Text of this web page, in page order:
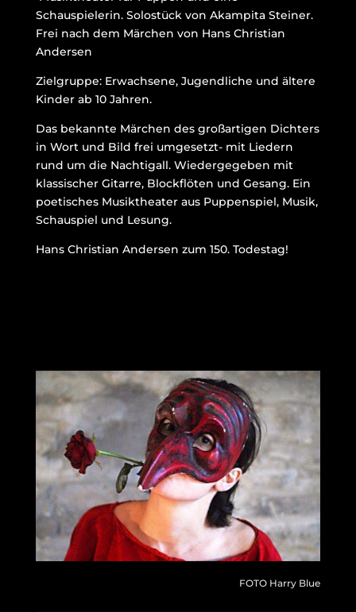
Schauspielerin. Solostück von Akampita Steiner.
Frei nach dem Märchen von Hans Christian
Andersen
Zielgruppe: Erwachsene, Jugendliche und ältere
Kinder ab 10 Jahren.
Das bekannte Märchen des großartigen Dichters
in Wort und Bild frei umgesetzt- mit Liedern
rund um die Nachtigall. Wiedergegeben mit
klassischer Gitarre, Blockflöten und Gesang. Ein
poetisches Musiktheater aus Puppenspiel, Musik,
Schauspiel und Lesung.
Hans Christian Andersen zum 150. Todestag!
FOTO Harry Blue